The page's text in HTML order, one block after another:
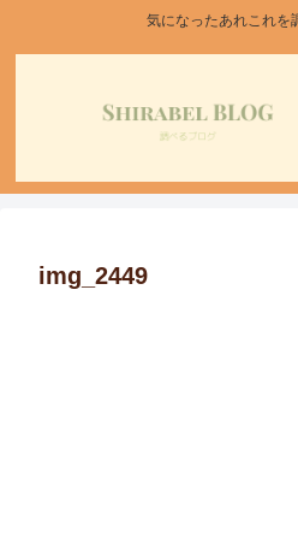
気になったあれこれ
img_2449